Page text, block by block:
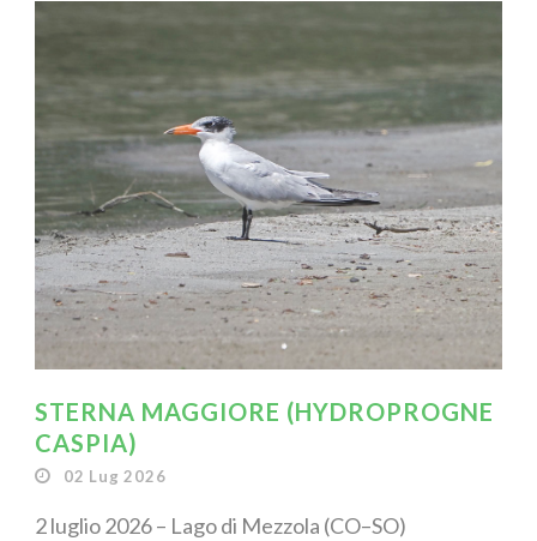
STERNA MAGGIORE (HYDROPROGNE
CASPIA)
02 Lug 2026
2 luglio 2026 – Lago di Mezzola (CO–SO)